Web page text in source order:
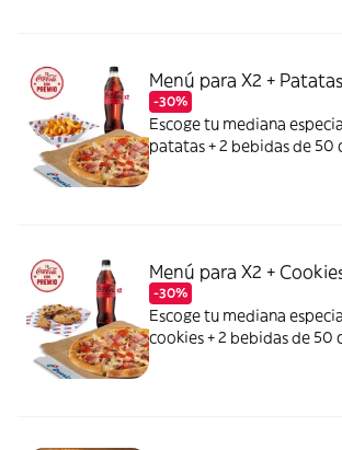
Menú para X2 + Patatas
-30%
Escoge tu mediana
patatas + 2 bebidas de 50
Fanta de naranja, Fuze
Menú para X2 +
-30%
Escoge tu mediana
cookies + 2 bebidas de 50
Fanta de naranja, Fuze